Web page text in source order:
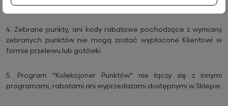
Programu.
4. Zebrane punkty, ani kody rabatowe pochodzące z wymiany
zebranych punktów nie mogą zostać wypłacone Klientowi w
formie przelewu lub gotówki.
5.
Program "Kolekcjoner Punktów" nie łączy się z innymi
programami, rabatami ani wyprzedażami dostępnymi w Sklepie.